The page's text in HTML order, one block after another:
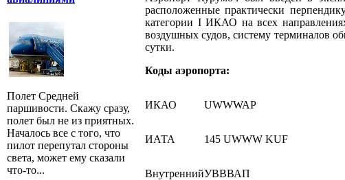
Полет Средней
паршивости. Скажу сразу,
полет был не из приятных.
Началось все с того, что
пилот перепутал стороны
света, может ему сказали
что-то...
расположенные практически
категории I ИКАО на всех
воздушных судов, систему терминалов
сутки.
Коды аэропорта:
ИКАО UWWWAP
ИАТА 145 UWWW KUF
ВнутреннийУВВВАП